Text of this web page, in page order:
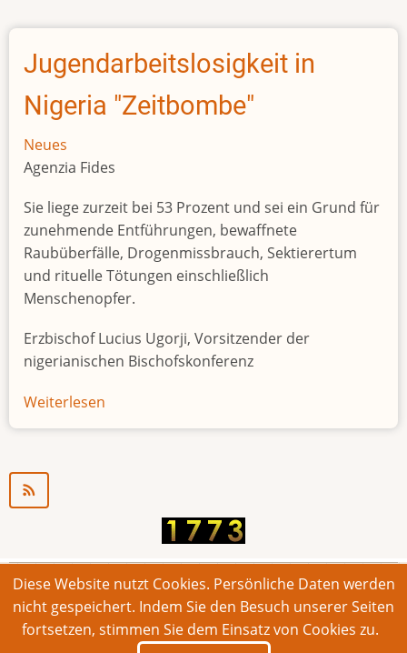
Größe
Jugendarbeitslosigkeit in
Nigeria "Zeitbombe"
Neues
Agenzia Fides
Sie liege zurzeit bei 53 Prozent und sei ein Grund für
zunehmende Entführungen, bewaffnete
Raubüberfälle, Drogenmissbrauch, Sektierertum
und rituelle Tötungen einschließlich
Menschenopfer.
Erzbischof Lucius Ugorji, Vorsitzender der
nigerianischen Bischofskonferenz
Weiterlesen
Jugendarbeitslosigkeit
© 2026 Bonner Aufruf. Alle Rechte vorbehalten.
Footer
Impressum Kontakt Intern
Diese Website nutzt Cookies. Persönliche Daten werden
nicht gespeichert. Indem Sie den Besuch unserer Seiten
fortsetzen, stimmen Sie dem Einsatz von Cookies zu.